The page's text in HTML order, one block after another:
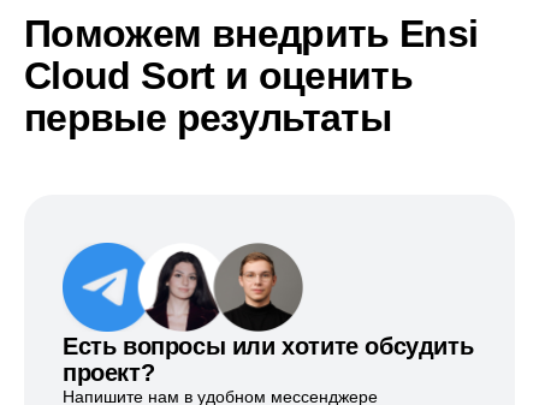
Поможем внедрить Ensi
Cloud Sort и оценить
первые результаты
Есть вопросы или хотите обсудить
проект?
Напишите нам в удобном мессенджере